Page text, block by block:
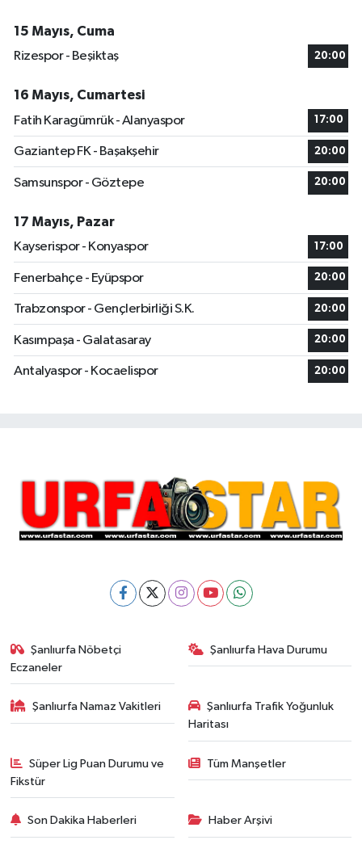
15 Mayıs, Cuma
Rizespor - Beşiktaş
20:00
16 Mayıs, Cumartesi
Fatih Karagümrük - Alanyaspor
17:00
Gaziantep FK - Başakşehir 20:00
Samsunspor - Göztepe 20:00
17 Mayıs, Pazar
Kayserispor - Konyaspor
17:00
Fenerbahçe - Eyüpspor 20:00
Trabzonspor - Gençlerbirliği S.K. 20:00
Kasımpaşa - Galatasaray 20:00
Antalyaspor - Kocaelispor 20:00
Şanlıurfa Nöbetçi
Eczaneler
Şanlıurfa Hava Durumu
Şanlıurfa Namaz Vakitleri
Şanlıurfa Trafik Yoğunluk
Haritası
Süper Lig Puan Durumu ve
Fikstür
Tüm Manşetler
Son Dakika Haberleri Haber Arşivi